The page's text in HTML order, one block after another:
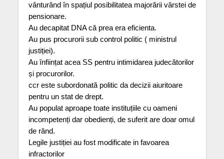
vânturând în spațiul posibilitatea majorării vârstei de
pensionare.
Au decapitat DNA că prea era eficienta.
Au pus procurorii sub control politic ( ministrul
justiției).
Au înființat acea SS pentru intimidarea judecătorilor
și procurorilor.
ccr este subordonată politic da decizii aiuritoare
pentru un stat de drept.
Au populat aproape toate instituțiile cu oameni
incompetenți dar obedienți, de suferit are doar omul
de rând.
Legile justiției au fost modificate in favoarea
infractorilor